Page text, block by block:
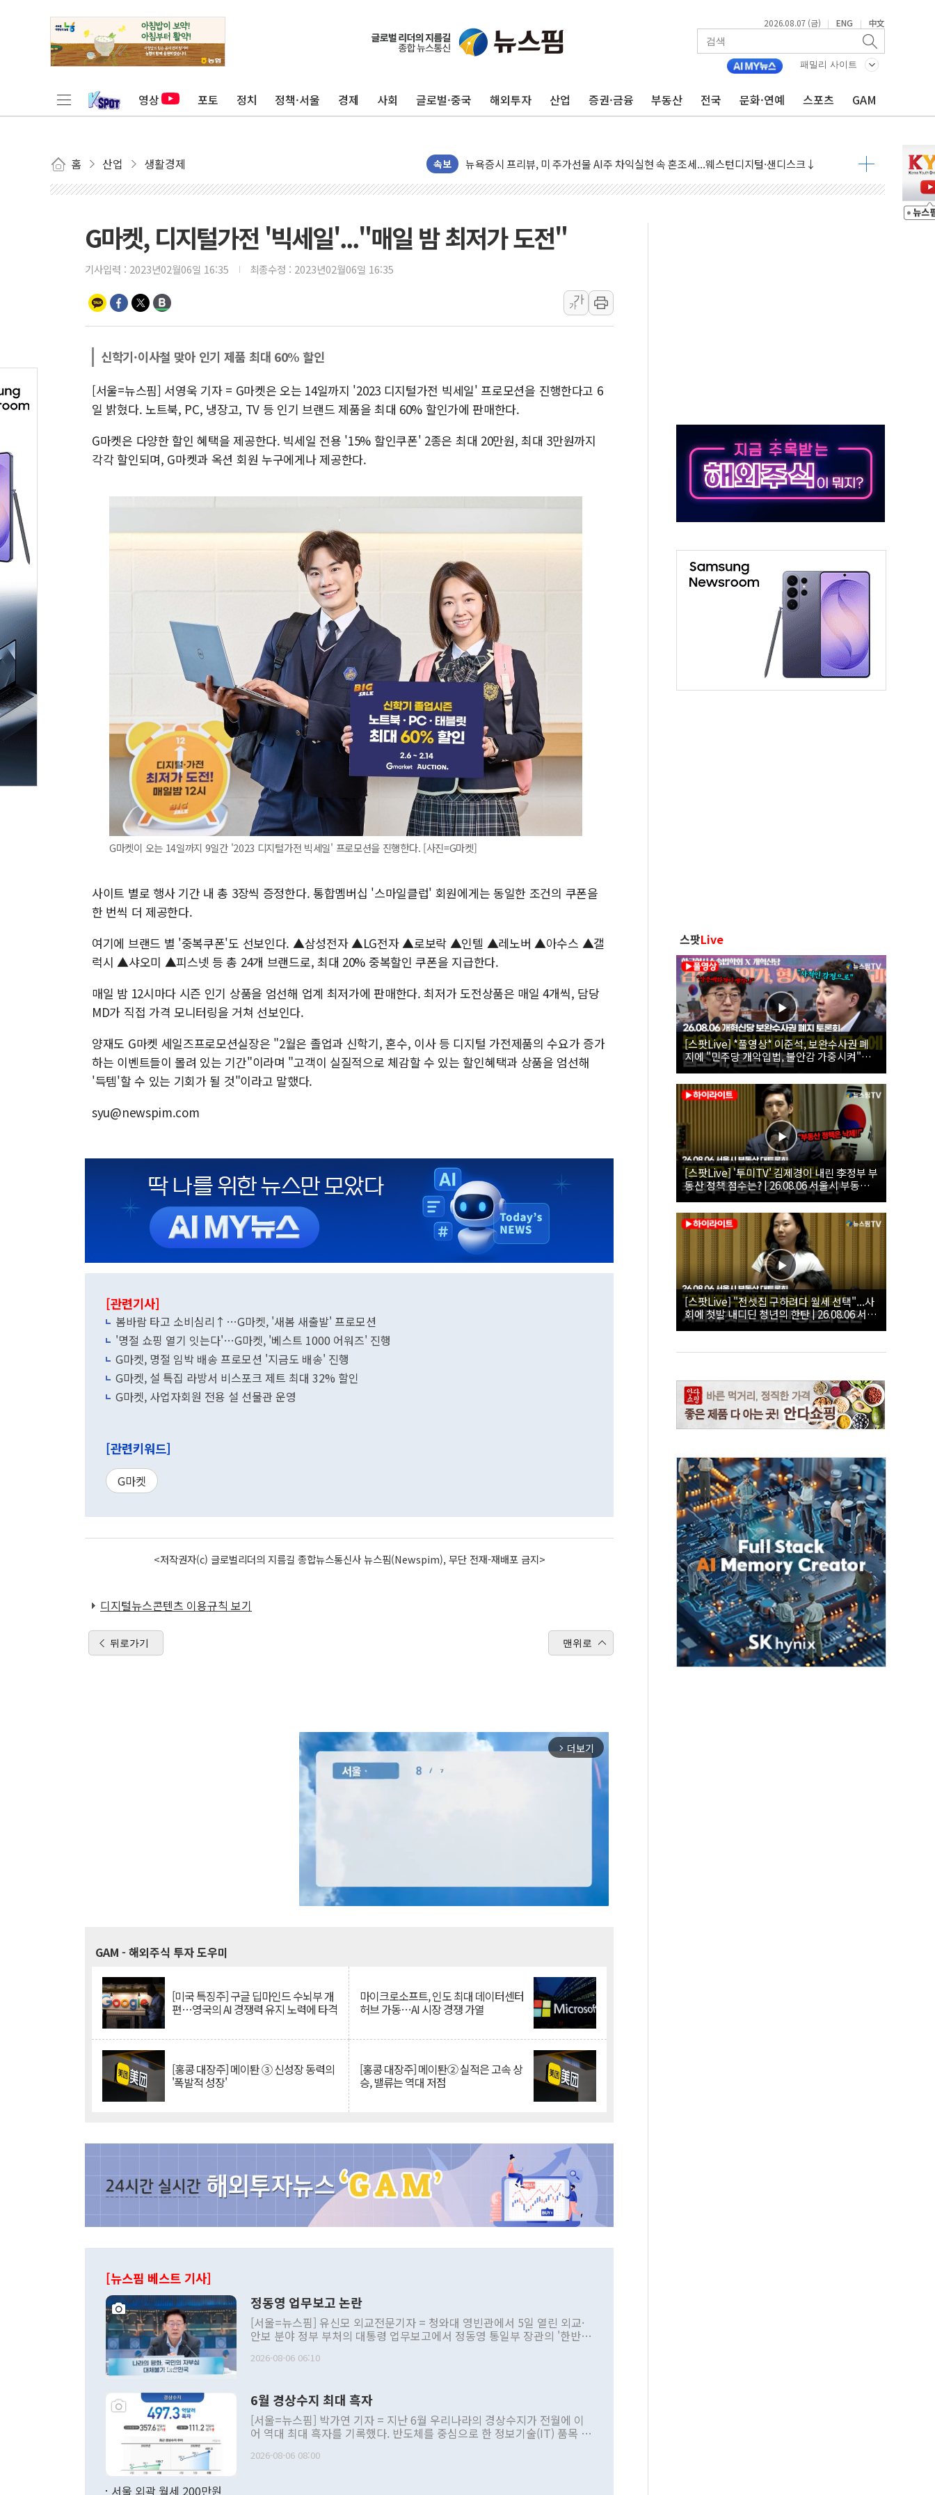
2026.08.07 (금) | ENG | 中文
패밀리 사이트
영상 포토 정치 정책·서울 경제 사회 글로벌·중국 해외투자 산업 증권·금융 부동산 전국 문화·연예 스포츠 GAM
홈 산업 생활경제 속보
유럽증시, 견조한 실적 소화하며 대부분 상승… "2분기 기업 순이익 21% 증가" 전망
구광모, 내주 실리콘밸리서 젠슨 황 재회…로봇·AI 데이터센터·모빌리티 구체화
뉴욕증시 개장 전 특징주...모더나·아이온큐·도어대시↑ VS 샌디스크·피그마·앱러빈↓
뉴욕증시 프리뷰, 미 주가선물 AI주 차익실현 속 혼조세...웨스턴디지털·샌디스크↓
청와대, 북한 단거리 탄도미사일 발사에 긴급 안보 점검회의
[인도증시] 중동 긴장 완화에 실적 호조까지, 상승...호실적 보고 기업 상승세 뚜렷
러, 1인칭시점 드론으로 우크라 민간인 '사파리' 공격… 시민들 공포감 극대화 전략
'월가의 황제' 다이먼 "금융시장 레버리지 위험수위…숨은 차입이 더 큰 변수"
양주 섬유염색공장서 화재 1명 중상…대응 1단계 진압 중
김정관 산업부 장관 "주 52시간 손봐야, 경쟁상대 中과 비교해야"
우크라 드론 전술, 중남미 콜롬비아에 새 안보 위기… 반군·마약카르텔이 습득해 전투 활용
동해해경, 독도 해상서 부유물 감긴 어선 구조
주한미군 "오산기지 누출, 백린 아닌 무해한 표면 부식 물질"
구미 폐염산처리업체서 불 2시간30여분만에 진화...외국인 노동자 숨져
G마켓, 디지털가전 '빅세일'..."매일 밤 최저가 도전"
기사입력 : 2023년02월06일 16:35 최종수정 : 2023년02월06일 16:35
가
가
신학기·이사철 맞아 인기 제품 최대 60% 할인
[서울=뉴스핌] 서영욱 기자 = G마켓은 오는 14일까지 '2023 디지털가전 빅세일' 프로모션을 진행한다고 6
일 밝혔다. 노트북, PC, 냉장고, TV 등 인기 브랜드 제품을 최대 60% 할인가에 판매한다.
G마켓은 다양한 할인 혜택을 제공한다. 빅세일 전용 '15% 할인쿠폰' 2종은 최대 20만원, 최대 3만원까지
각각 할인되며, G마켓과 옥션 회원 누구에게나 제공한다.
G마켓이 오는 14일까지 9일간 '2023 디지털가전 빅세일' 프로모션을 진행한다. [사진=G마켓]
사이트 별로 행사 기간 내 총 3장씩 증정한다. 통합멤버십 '스마일클럽' 회원에게는 동일한 조건의 쿠폰을
한 번씩 더 제공한다.
여기에 브랜드 별 '중복쿠폰'도 선보인다. ▲삼성전자 ▲LG전자 ▲로보락 ▲인텔 ▲레노버 ▲아수스 ▲갤
럭시 ▲샤오미 ▲피스넷 등 총 24개 브랜드로, 최대 20% 중복할인 쿠폰을 지급한다.
매일 밤 12시마다 시즌 인기 상품을 엄선해 업계 최저가에 판매한다. 최저가 도전상품은 매일 4개씩, 담당
MD가 직접 가격 모니터링을 거쳐 선보인다.
양재도 G마켓 세일즈프로모션실장은 "2월은 졸업과 신학기, 혼수, 이사 등 디지털 가전제품의 수요가 증가
하는 이벤트들이 몰려 있는 기간"이라며 "고객이 실질적으로 체감할 수 있는 할인혜택과 상품을 엄선해
'득템'할 수 있는 기회가 될 것"이라고 말했다.
syu@newspim.com
[관련기사]
봄바람 타고 소비심리↑…G마켓, '새봄 새출발' 프로모션
'명절 쇼핑 열기 잇는다'…G마켓, '베스트 1000 어워즈' 진행
G마켓, 명절 임박 배송 프로모션 '지금도 배송' 진행
G마켓, 설 특집 라방서 비스포크 제트 최대 32% 할인
G마켓, 사업자회원 전용 설 선물관 운영
[관련키워드]
G마켓
<저작권자(c) 글로벌리더의 지름길 종합뉴스통신사 뉴스핌(Newspim), 무단 전재-재배포 금지>
디지털뉴스콘텐츠 이용규칙 보기
뒤로가기 맨위로
arrow_forward_ios 더보기
GAM - 해외주식 투자 도우미
[미국 특징주] 구글 딥마인드 수뇌부 개
편…영국의 AI 경쟁력 유지 노력에 타격
마이크로소프트, 인도 최대 데이터센터
허브 가동…AI 시장 경쟁 가열
[홍콩 대장주] 메이퇀 ③ 신성장 동력의
'폭발적 성장'
[홍콩 대장주] 메이퇀② 실적은 고속 상
승, 밸류는 역대 저점
[뉴스핌 베스트 기사]
정동영 업무보고 논란
[서울=뉴스핌] 유신모 외교전문기자 = 청와대 영빈관에서 5일 열린 외교·
안보 분야 정부 부처의 대통령 업무보고에서 정동영 통일부 장관의 '한반도
발언 중에는 정부 내 조율을 거치지 않은 사안을 정책으로 추진하겠다고 공
주의적 희망에 근거한 비현실적 구상'이라는 비판을 내놨다. 그동안 정 장
관의 대북 정책 관련 발언이 물의를 빚은 적은 여러 번 있지만 대통령과 유
관 부처 장관이 공개적으로 부정적 입장을 표명한 것은 이례적이다. 정 장
관의 무리한 대북 접근법과 월권을 제어해야 한다는 목소리도 높아지고 있
다. [정동영 통일부 장관이 지난달 23일 오후 서울 종로구 정부서울청사에
2026-08-06 06:10
6월 경상수지 최대 흑자
[서울=뉴스핌] 박가연 기자 = 지난 6월 우리나라의 경상수지가 전월에 이
어 역대 최대 흑자를 기록했다. 반도체를 중심으로 한 정보기술(IT) 품목 수
료=한국은행] 한국은행이 6일 발표한 '2026년 6월 국제수지(잠정)'에 따르
2026-08-06 08:00
서울 외곽 월세 200만원
스팟Live
[스팟Live] *풀영상* 이준석, 보완수사권 폐
지에 "민주당 개악입법, 불안감 가중시켜"｜
26.08.06 개혁신당 보완수사권 폐지 토론회
[스팟Live] '투미TV' 김제경이 내린 李정부 부
동산 정책 점수는? | 26.08.06 서울시 부동산
대토론회
[스팟Live] "전셋집 구하려다 월세 선택"...사
회에 첫발 내디딘 청년의 한탄 | 26.08.06 서울
시 부동산 대토론회